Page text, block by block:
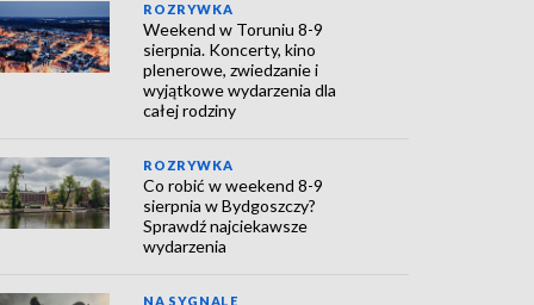
ROZRYWKA
Weekend w Toruniu 8-9
sierpnia. Koncerty, kino
plenerowe, zwiedzanie i
wyjątkowe wydarzenia dla
całej rodziny
ROZRYWKA
Co robić w weekend 8-9
sierpnia w Bydgoszczy?
Sprawdź najciekawsze
wydarzenia
NA SYGNALE